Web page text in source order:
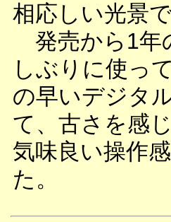
相応しい光景で
発売から1年
しぶりに使っ
の早いデジタ
て、古さを感
気味良い操作
た。